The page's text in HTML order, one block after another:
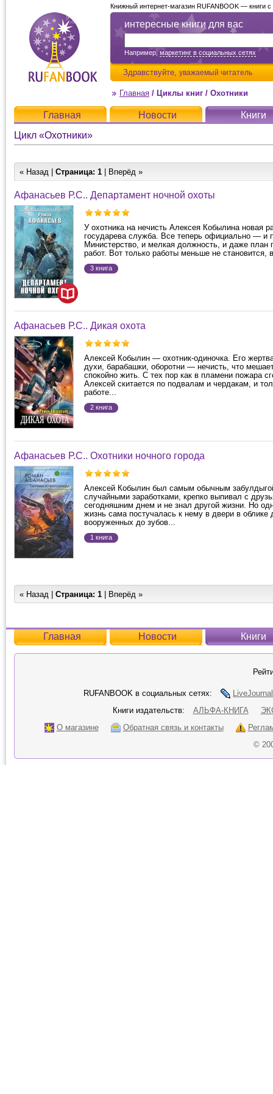
интересные книги для вас
Например,маркетинг в социальных сетях
Здравствуйте, уважаемый читатель
Книжный интернет-магазин RUFANBOOK — книги
Главная / Циклы книг / Охотники
Главная Новости
Книги
Цикл «Охотники»
« Назад | Страница: 1 | Вперёд »
Афанасьев Р.С.. Департамент ночной охоты
У охотника на нечисть Алексея Кобылина новая
государева служба. Все теперь официально — и
Министерство, и мелкая должность, и даже план
работ. Вот только работы меньше не становится,
3 книга
Афанасьев Р.С.. Дикая охота
Алексей Кобылин — охотник-одиночка. Его
духи, барабашки, оборотни — нечисть, что
спокойно жить. С тех пор как в пламени пожара
Алексей скитается по подвалам и чердакам, и
работе...
2 книга
Афанасьев Р.С.. Охотники ночного города
Алексей Кобылин был самым обычным
случайными заработками, крепко выпивал с
сегодняшним днем и не знал другой жизни. Но
жизнь сама постучалась к нему в двери в облике
вооруженных до зубов...
1 книга
« Назад | Страница: 1 | Вперёд »
Главная Новости Книги
RUFANBOOK в социальных сетях:
LiveJournal
Книги издательств:
АЛЬФА-КНИГА
О магазине
Обратная связь и контакты
©